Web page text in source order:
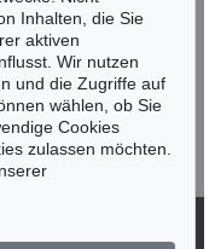
>
Inhalten, die Sie
aktiven
Wir nutzen
und die Zugriffe auf
wählen, ob Sie
Cookies
zulassen möchten.